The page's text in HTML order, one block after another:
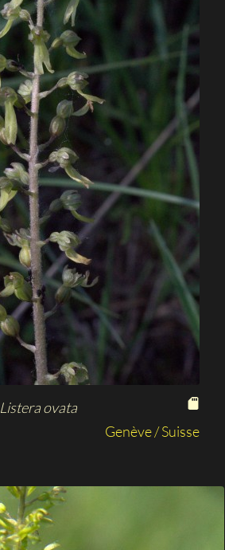
Listera ovata
Genève / Suisse